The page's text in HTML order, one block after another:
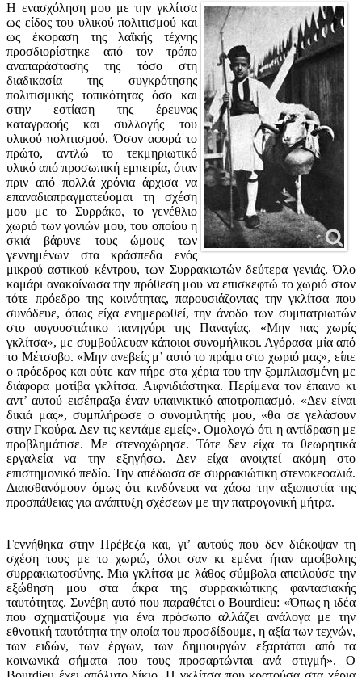
Η ενασχόληση μου με την γκλίτσα
ως είδος του υλικού πολιτισμού και
ως έκφραση της λαϊκής τέχνης
προσδιορίστηκε από τον τρόπο
αναπαράστασης της τόσο στη
διαδικασία της συγκρότησης
πολιτισμικής τοπικότητας όσο και
στην εστίαση της έρευνας
καταγραφής και συλλογής του
υλικού πολιτισμού. Όσον αφορά το
πρώτο, αντλώ το τεκμηριωτικό
υλικό από προσωπική εμπειρία, όταν
πριν από πολλά χρόνια άρχισα να
επαναδιαπραγματεύομαι τη σχέση
μου με το Συρράκο, το γενέθλιο
χωριό των γονιών μου, του οποίου η
σκιά βάρυνε τους ώμους των
γεννημένων στα κράσπεδα ενός
μικρού αστικού κέντρου, των Συρρακιωτών δεύτερα γενιάς. Όλο
καμάρι ανακοίνωσα την πρόθεση μου να επισκεφτώ το χωριό στον
τότε πρόεδρο της κοινότητας, παρουσιάζοντας την γκλίτσα που
συνόδευε, όπως είχα ενημερωθεί, την άνοδο των συμπατριωτών
στο αυγουστιάτικο πανηγύρι της Παναγίας. «Μην πας χωρίς
γκλίτσα», με συμβούλευαν κάποιοι συνομήλικοι. Αγόρασα μία από
το Μέτσοβο. «Μην ανεβείς μ’ αυτό το πράμα στο χωριό μας», είπε
ο πρόεδρος και ούτε καν πήρε στα χέρια του την ξομπλιασμένη με
διάφορα μοτίβα γκλίτσα. Αιφνιδιάστηκα. Περίμενα τον έπαινο κι
αντ’ αυτού εισέπραξα έναν υπαινικτικό αποτροπιασμό. «Δεν είναι
δικιά μας», συμπλήρωσε ο συνομιλητής μου, «θα σε γελάσουν
στην Γκούρα. Δεν τις κεντάμε εμείς». Ομολογώ ότι η αντίδραση με
προβλημάτισε. Με στενοχώρησε. Τότε δεν είχα τα θεωρητικά
εργαλεία να την εξηγήσω. Δεν είχα ανοιχτεί ακόμη στο
επιστημονικό πεδίο. Την απέδωσα σε συρρακιώτικη στενοκεφαλιά.
Διαισθανόμουν όμως ότι κινδύνευα να χάσω την αξιοπιστία της
προσπάθειας για ανάπτυξη σχέσεων με την πατρογονική μήτρα.
Γεννήθηκα στην Πρέβεζα και, γι’ αυτούς που δεν διέκοψαν τη
σχέση τους με το χωριό, όλοι σαν κι εμένα ήταν αμφίβολης
συρρακιωτοσύνης. Μια γκλίτσα με λάθος σύμβολα απειλούσε την
εξώθηση μου στα άκρα της συρρακιώτικης φαντασιακής
ταυτότητας. Συνέβη αυτό που παραθέτει ο Bourdieu: «Όπως η ιδέα
που σχηματίζουμε για ένα πρόσωπο αλλάζει ανάλογα με την
εθνοτική ταυτότητα την οποία του προσδίδουμε, η αξία των τεχνών,
των ειδών, των έργων, των δημιουργών εξαρτάται από τα
κοινωνικά σήματα που τους προσαρτώνται ανά στιγμή». Ο